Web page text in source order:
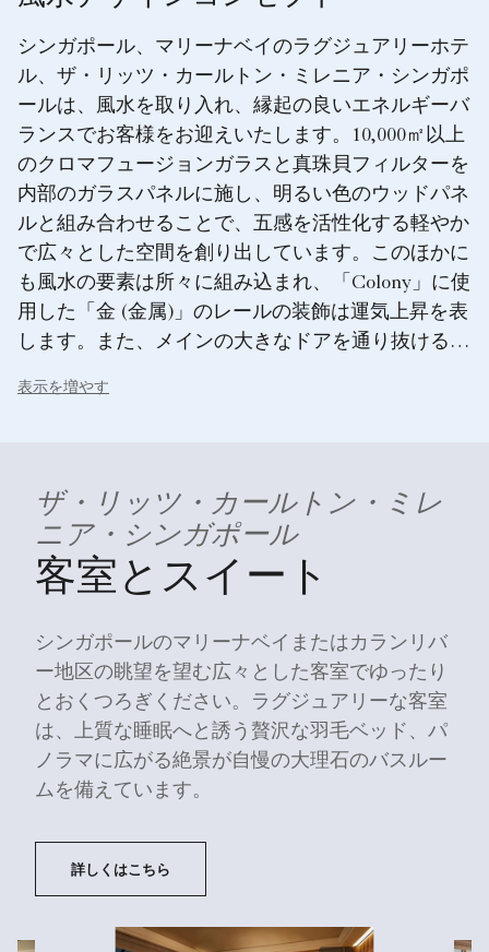
シンガポール、マリーナベイのラグジュアリーホテ
ル、ザ・リッツ・カールトン・ミレニア・シンガポ
ールは、風水を取り入れ、縁起の良いエネルギーバ
ランスでお客様をお迎えいたします。10,000㎡以上
のクロマフュージョンガラスと真珠貝フィルターを
内部のガラスパネルに施し、明るい色のウッドパネ
ルと組み合わせることで、五感を活性化する軽やか
で広々とした空間を創り出しています。このほかに
も風水の要素は所々に組み込まれ、「Colony」に使
用した「金 (金属)」のレールの装飾は運気上昇を表
します。また、メインの大きなドアを通り抜ける
のバスルームにある象徴的な八角形の窓は、ラッキ
ーナンバーの「8」を表し、シンガポールのパノラ
マビューを提供しています。
表示を増やす
ザ・リッツ・カールトン・ミレ
ニア・シンガポール
客室とスイート
シンガポールのマリーナベイまたはカランリバ
ー地区の眺望を望む広々とした客室でゆったり
とおくつろぎください。ラグジュアリーな客室
は、上質な睡眠へと誘う贅沢な羽毛ベッド、パ
ノラマに広がる絶景が自慢の大理石のバスルー
ムを備えています。
詳しくはこちら